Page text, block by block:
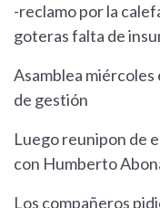
-reclamo por la
goteras falta de
Asamblea
de gestión
Luego reunipon de
con Humberto
Los compañeros